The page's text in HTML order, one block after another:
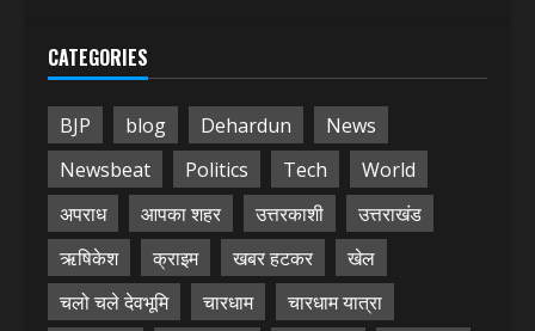
CATEGORIES
BJP blog Dehardun
News
Newsbeat
Politics Tech
World
अपराध
आपका शहर उत्तरकाशी
उत्तराखंड
ऋषिकेश
क्राइम खबर हटकर
खेल
चलो चले देवभूमि
चारधाम
चारधाम यात्रा